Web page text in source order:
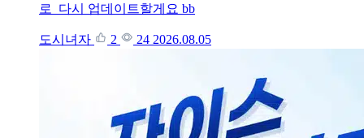
로 다시 업데이트할게요 bb
도시녀자 2 24 2026.08.05